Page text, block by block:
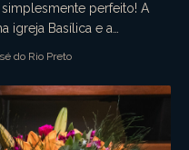
perfeito! A
igreja Basílica e a
do Rio Preto